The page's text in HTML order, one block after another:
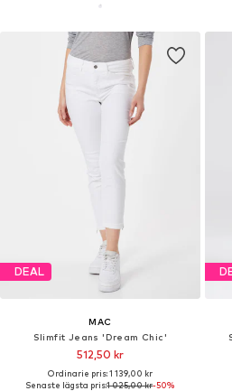
DEAL
MAC
Slimfit Jeans 'Dream Chic'
512,50 kr
Ordinarie pris: 1 139,00 kr
Senaste lägsta pris:1 025,00 kr-50%